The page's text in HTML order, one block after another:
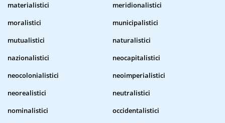
materialistici
meridionalistici
moralistici
municipalistici
mutualistici
naturalistici
nazionalistici
neocapitalistici
neocolonialistici
neoimperialistici
neorealistici
neutralistici
nominalistici
occidentalistici